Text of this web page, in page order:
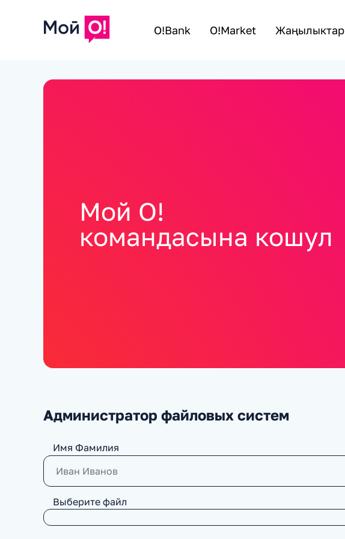
O!Bank O!Market Жаңылыктар
Мой О!
командасына кошул
Администратор файловых систем
Имя Фамилия
Выберите файл